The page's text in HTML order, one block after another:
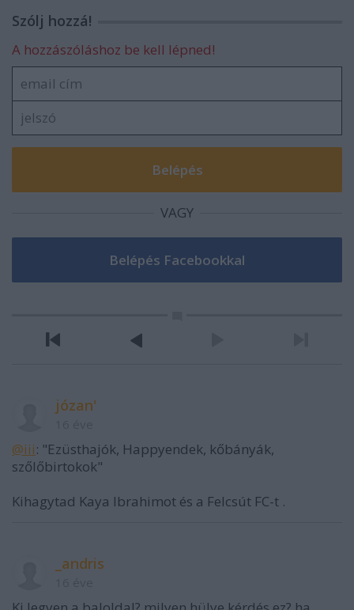
Szólj hozzá!
A hozzászóláshoz be kell lépned!
VAGY
józan'
@iii: "Ezüsthajók, Happyendek, kőbányák,
szőlőbirtokok"
Kihagytad Kaya Ibrahimot és a Felcsút FC-t .
_andris